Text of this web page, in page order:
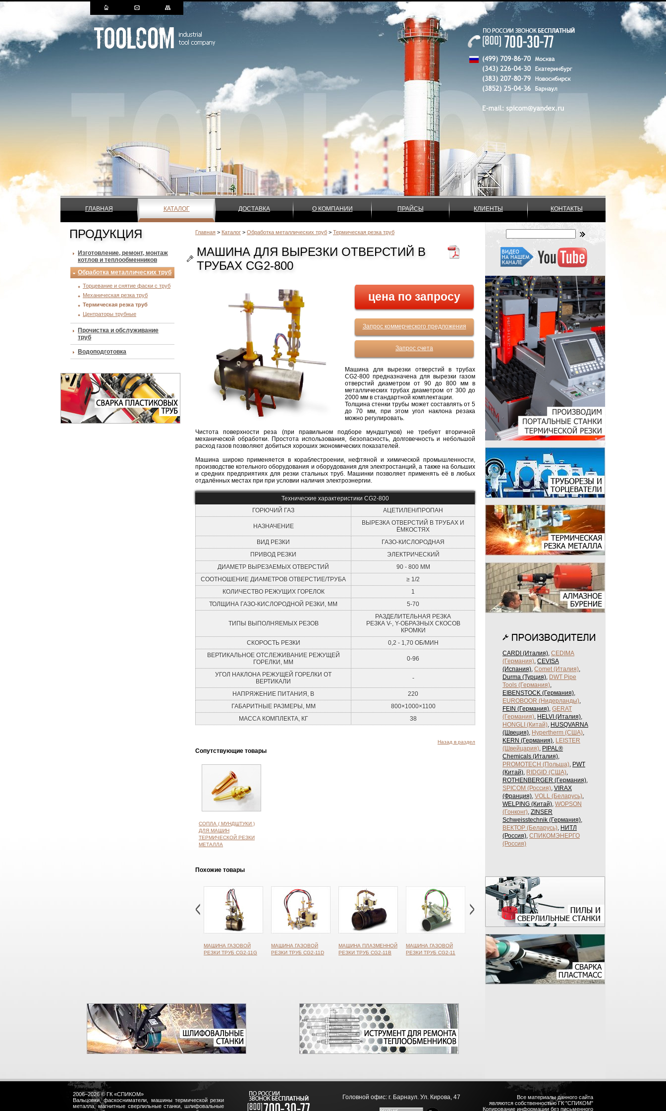
ГЛАВНАЯ КАТАЛОГ ДОСТАВКА О КОМПАНИИ ПРАЙСЫ КЛИЕНТЫ КОНТАКТЫ
ПРОДУКЦИЯ
Изготовление, ремонт, монтаж
котлов и теплообменников
Обработка металлических труб
Торцевание и снятие фаски с труб
Механическая резка труб
Термическая резка труб
Центраторы трубные
Прочистка и обслуживание
труб
Водоподготовка
Главная > Каталог > Обработка металлических труб > Термическая резка труб
МАШИНА ДЛЯ ВЫРЕЗКИ ОТВЕРСТИЙ В
ТРУБАХ CG2-800
цена по запросу
Запрос коммерческого предложения
Запрос счета
Машина для вырезки отверстий в трубах
CG2-800 предназначена для вырезки газом
отверстий диаметром от 90 до 800 мм в
металлических трубах диаметром от 300 до
2000 мм в стандартной комплектации.
Толщина стенки трубы может составлять от 5
до 70 мм, при этом угол наклона резака
можно регулировать.
Чистота поверхности реза (при правильном подборе мундштуков) не требует вторичной
механической обработки. Простота использования, безопасность, долговечность и небольшой
расход газов позволяют добиться хороших экономических показателей.
Машина широко применяется в кораблестроении, нефтяной и химической промышленности,
производстве котельного оборудования и оборудования для электростанций, а также на больших
и средних предприятиях для резки стальных труб. Машинки позволяет применять её в любых
отдалённых местах при при условии наличия электроэнергии.
Технические характеристики CG2-800
ГОРЮЧИЙ ГАЗ
АЦЕТИЛЕН/ПРОПАН
НАЗНАЧЕНИЕ
ВЫРЕЗКА ОТВЕРСТИЙ В ТРУБАХ И
ЁМКОСТЯХ
ВИД РЕЗКИ
ГАЗО-КИСЛОРОДНАЯ
ПРИВОД РЕЗКИ
ЭЛЕКТРИЧЕСКИЙ
ДИАМЕТР ВЫРЕЗАЕМЫХ ОТВЕРСТИЙ
90 - 800 ММ
СООТНОШЕНИЕ ДИАМЕТРОВ ОТВЕРСТИЕ/ТРУБА
≥ 1/2
КОЛИЧЕСТВО РЕЖУЩИХ ГОРЕЛОК
1
ТОЛЩИНА ГАЗО-КИСЛОРОДНОЙ РЕЗКИ, ММ
5-70
ТИПЫ ВЫПОЛНЯЕМЫХ РЕЗОВ
РАЗДЕЛИТЕЛЬНАЯ РЕЗКА
РЕЗКА V-, Y-ОБРАЗНЫХ СКОСОВ
КРОМКИ
СКОРОСТЬ РЕЗКИ
0,2 - 1,70 ОБ/МИН
ВЕРТИКАЛЬНОЕ ОТСЛЕЖИВАНИЕ РЕЖУЩЕЙ
ГОРЕЛКИ, ММ
0-96
УГОЛ НАКЛОНА РЕЖУЩЕЙ ГОРЕЛКИ ОТ
ВЕРТИКАЛИ
-
НАПРЯЖЕНИЕ ПИТАНИЯ, В
220
ГАБАРИТНЫЕ РАЗМЕРЫ, ММ
800×1000×1100
МАССА КОМПЛЕКТА, КГ
38
Назад в раздел
Cопутствующие товары
СОПЛА ( МУНДШТУКИ )
ДЛЯ МАШИН
ТЕРМИЧЕСКОЙ РЕЗКИ
МЕТАЛЛА
Похожие товары
МАШИНА ГАЗОВОЙ
РЕЗКИ ТРУБ CG2-11G
МАШИНА ГАЗОВОЙ
РЕЗКИ ТРУБ CG2-11D
МАШИНА ПЛАЗМЕННОЙ
РЕЗКИ ТРУБ CG2-11B
МАШИНА ГАЗОВОЙ
РЕЗКИ ТРУБ CG2-11
МАШИНА
ТЕРМИЧЕСКОЙ РЕЗКИ
ТРУБ CG2-11S
МАШИНА ДЛЯ ВЫРЕЗКИ
ОТВЕРСТИЙ В ТРУБАХ
HK-600D
CARDI (Италия), CEDIMA
(Германия), CEVISA
(Испания), Comet (Италия),
Durma (Турция), DWT Pipe
Tools (Германия),
EIBENSTOCK (Германия),
EUROBOOR (Нидерланды),
FEIN (Германия), GERAT
(Германия), HELVI (Италия),
HONGLI (Китай), HUSQVARNA
(Швеция), Hypertherm (США),
KERN (Германия), LEISTER
(Швейцария), PIPAL®
Chemicals (Италия),
PROMOTECH (Польша), PWT
(Китай), RIDGID (США),
ROTHENBERGER (Германия),
SPICOM (Россия), VIRAX
(Франция), VOLL (Беларусь),
WELPING (Китай), WOPSON
(Гонконг), ZINSER
Schweisstechnik (Германия),
ВЕКТОР (Беларусь), НИТЛ
(Россия), СПИКОМЭНЕРГО
(Россия)
2006–2026 © ГК «СПИКОМ»
Вальцовки, фаскосниматели, машины термической резки
металла, магнитные сверлильные станки, шлифовальные
Головной офис: г. Барнаул. Ул. Кирова, 47
Все материалы данного сайта
являются собственностью ГК "СПИКОМ"
Копирование информации без письменного